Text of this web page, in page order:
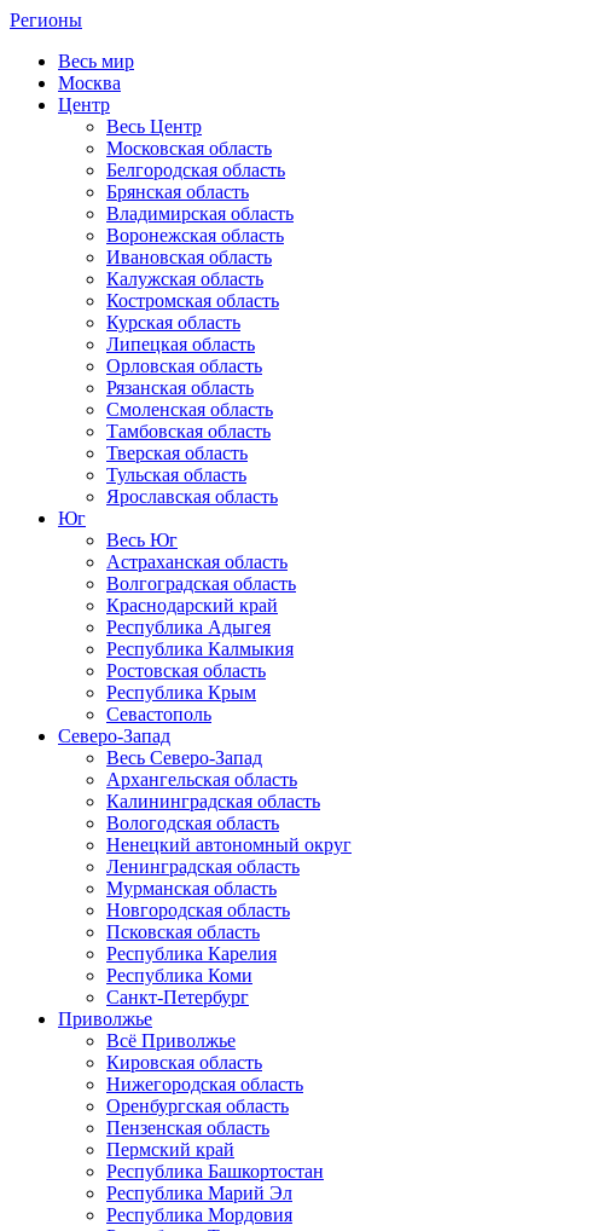
Регионы
Весь мир
Москва
Центр
Весь Центр
Московская область
Белгородская область
Брянская область
Владимирская область
Воронежская область
Ивановская область
Калужская область
Костромская область
Курская область
Липецкая область
Орловская область
Рязанская область
Смоленская область
Тамбовская область
Тверская область
Тульская область
Ярославская область
Юг
Весь Юг
Астраханская область
Волгоградская область
Краснодарский край
Республика Адыгея
Республика Калмыкия
Ростовская область
Республика Крым
Севастополь
Северо-Запад
Весь Северо-Запад
Архангельская область
Калининградская область
Вологодская область
Ненецкий автономный округ
Ленинградская область
Мурманская область
Новгородская область
Псковская область
Республика Карелия
Республика Коми
Санкт-Петербург
Приволжье
Всё Приволжье
Кировская область
Нижегородская область
Оренбургская область
Пензенская область
Пермский край
Республика Башкортостан
Республика Марий Эл
Республика Мордовия